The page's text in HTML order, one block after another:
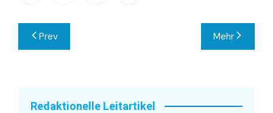
Beitragsnavigation
Prev Mehr
Redaktionelle Leitartikel